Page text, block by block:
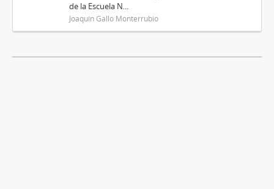
de la Escuela N...
Joaquín Gallo Monterrubio